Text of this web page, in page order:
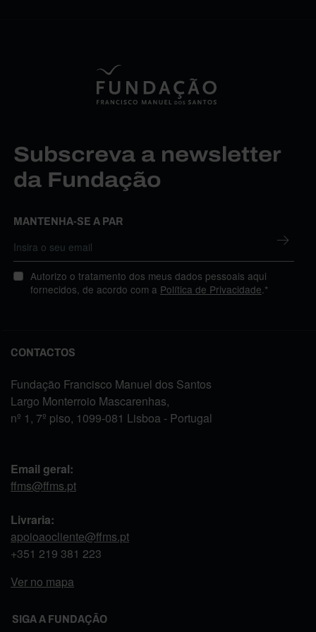
Subscreva a newsletter
da Fundação
MANTENHA-SE A PAR
Autorizo o tratamento dos meus dados pessoais aqui
fornecidos, de acordo com a Política de Privacidade.*
CONTACTOS
Fundação Francisco Manuel dos Santos
Largo Monterroio Mascarenhas,
nº 1, 7º piso, 1099-081 Lisboa - Portugal
Email geral:
ffms@ffms.pt
Livraria:
apoioaocliente@ffms.pt
+351 219 381 223
Ver no mapa
SIGA A FUNDAÇÃO